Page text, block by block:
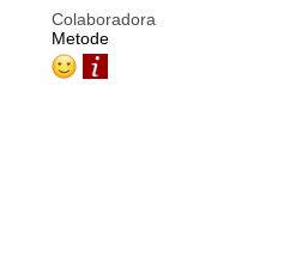
Colaboradora
Metode